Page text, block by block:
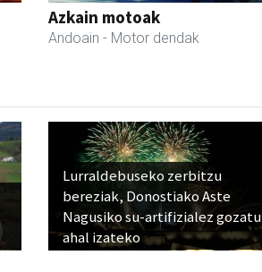
Azkain motoak
Andoain - Motor dendak
Lurraldebuseko zerbitzu
bereziak, Donostiako Aste
Nagusiko su-artifizialez gozatu
ahal izateko